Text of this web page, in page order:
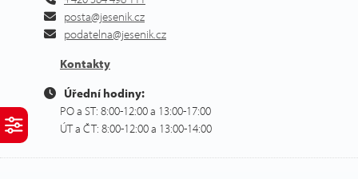
posta@jesenik.cz
podatelna@jesenik.cz
Kontakty
Úřední hodiny:
PO a ST: 8:00-12:00 a 13:00-17:00
ÚT a ČT: 8:00-12:00 a 13:00-14:00